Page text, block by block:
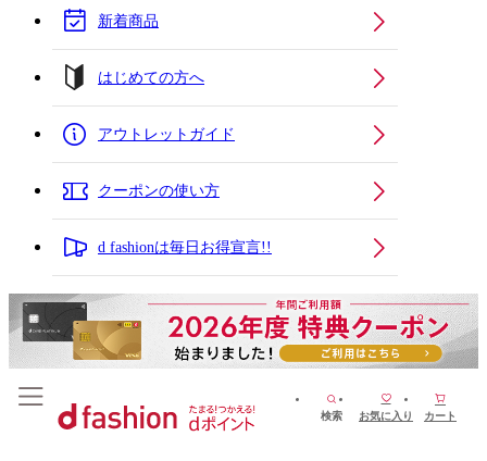
新着商品
はじめての方へ
アウトレットガイド
クーポンの使い方
d fashionは毎日お得宣言!!
検索 お気に入り カート